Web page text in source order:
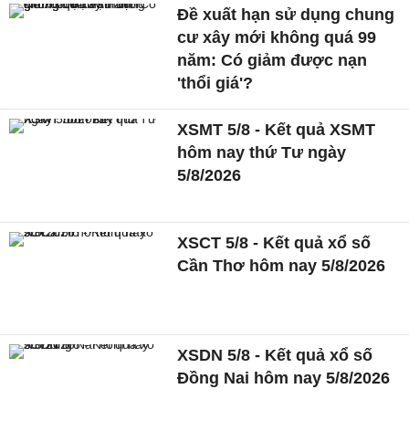
Đề xuất hạn sử dụng chung
cư xây mới không quá 99
năm: Có giảm được nạn
'thổi giá'?
XSMT 5/8 - Kết quả XSMT
hôm nay thứ Tư ngày
5/8/2026
XSCT 5/8 - Kết quả xổ số
Cần Thơ hôm nay 5/8/2026
XSDN 5/8 - Kết quả xổ số
Đồng Nai hôm nay 5/8/2026